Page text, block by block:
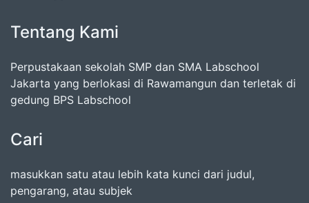
Tentang Kami
Perpustakaan sekolah SMP dan SMA Labschool
Jakarta yang berlokasi di Rawamangun dan terletak di
gedung BPS Labschool
Cari
masukkan satu atau lebih kata kunci dari judul,
pengarang, atau subjek